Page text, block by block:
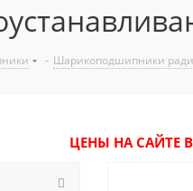
- Шарикоподшипники
ЦЕНЫ НА САЙТЕ